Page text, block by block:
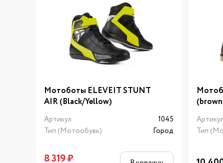
Мотоботы ELEVEIT STUNT
AIR (Black/Yellow)
Артикул
1045
Тип (Мотообувь)
Город
8 319₽
Артикул
Тип